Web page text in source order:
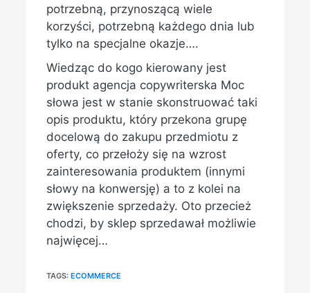
potrzebną, przynoszącą wiele
korzyści, potrzebną każdego dnia lub
tylko na specjalne okazje….
Wiedząc do kogo kierowany jest
produkt agencja copywriterska Moc
słowa jest w stanie skonstruować taki
opis produktu, który przekona grupę
docelową do zakupu przedmiotu z
oferty, co przełoży się na wzrost
zainteresowania produktem (innymi
słowy na konwersję) a to z kolei na
zwiększenie sprzedaży. Oto przecież
chodzi, by sklep sprzedawał możliwie
najwięcej…
TAGS:ECOMMERCE